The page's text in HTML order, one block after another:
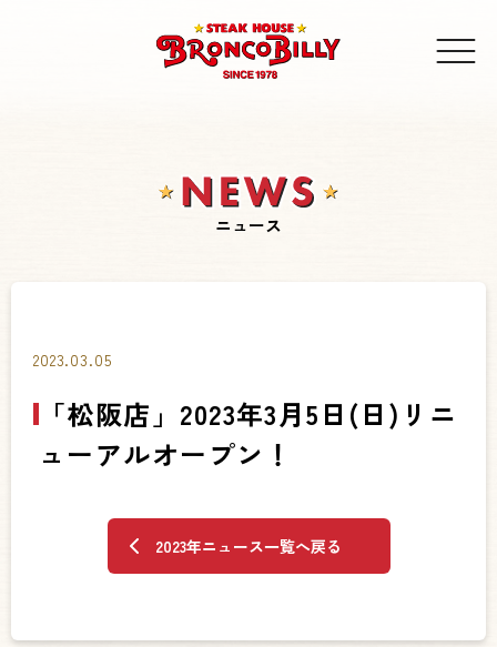
ニュース
2023.03.05
「松阪店」2023年3月5日(日)リニ
ューアルオープン！
2023年ニュース一覧へ戻る